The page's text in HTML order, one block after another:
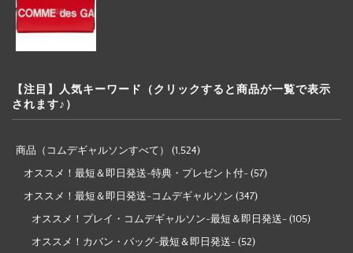
【注目】人気キーワード（クリックすると商品が一覧で表示
されます♪）
商品（コムデギャルソンすべて） (1,524)
オススメ！最短＆即日発送-特典・プレゼント付- (57)
オススメ！最短＆即日発送-コムデギャルソン (347)
オススメ！プレイ・コムデギャルソン-最短＆即日発送- (105)
オススメ！カバン・バッグ-最短＆即日発送- (52)